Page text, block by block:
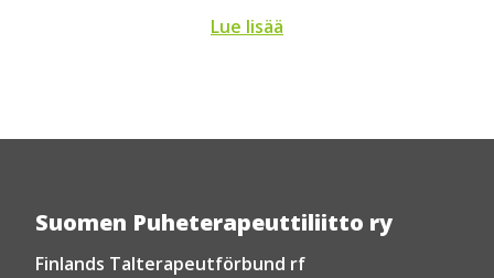
Lue lisää
Suomen Puheterapeuttiliitto ry
Finlands Talterapeutförbund rf